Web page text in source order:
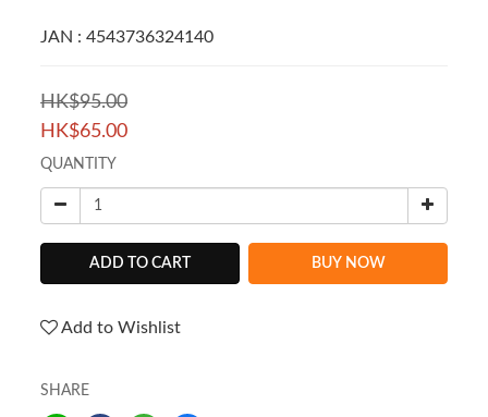
JAN : 4543736324140
HK$95.00
HK$65.00
QUANTITY
ADD TO CART BUY NOW
Add to Wishlist
SHARE